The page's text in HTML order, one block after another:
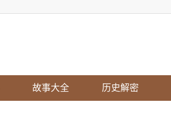
故事大全 历史解密